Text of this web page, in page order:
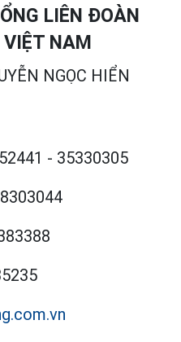
LIÊN ĐOÀN
NAM
NGỌC HIỂN
- 35330305